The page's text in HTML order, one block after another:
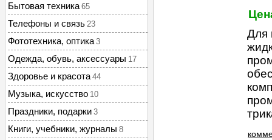
Бытовая техника 65
Телефоны и связь 23
Фототехника, оптика 3
Одежда, обувь, аксессуары 17
Здоровье и красота 44
Музыка, искусство 10
Праздники, подарки 3
Книги, учебники, журналы 8
Для